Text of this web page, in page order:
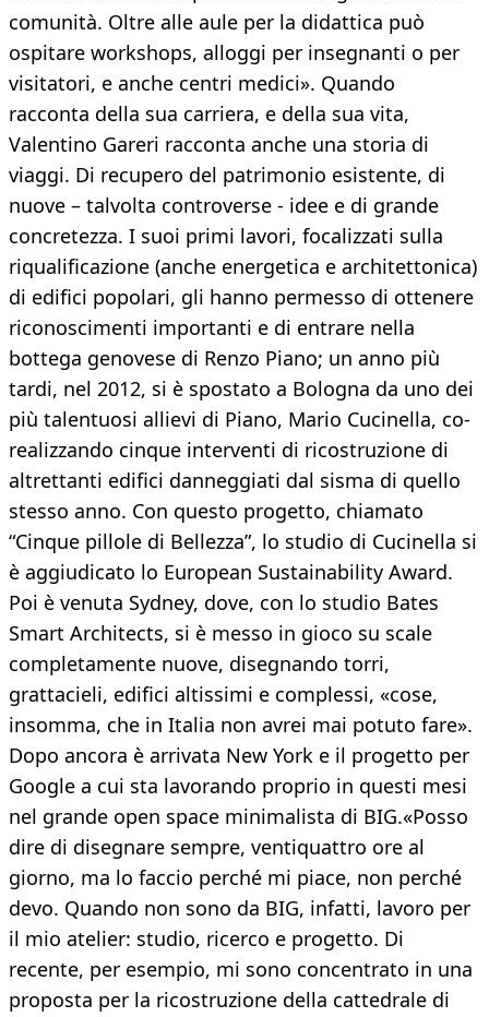
comunità. Oltre alle aule per la didattica può
ospitare workshops, alloggi per insegnanti o per
visitatori, e anche centri medici». Quando
racconta della sua carriera, e della sua vita,
Valentino Gareri racconta anche una storia di
viaggi. Di recupero del patrimonio esistente, di
nuove – talvolta controverse - idee e di grande
concretezza. I suoi primi lavori, focalizzati sulla
riqualificazione (anche energetica e architettonica)
di edifici popolari, gli hanno permesso di ottenere
riconoscimenti importanti e di entrare nella
bottega genovese di Renzo Piano; un anno più
tardi, nel 2012, si è spostato a Bologna da uno dei
più talentuosi allievi di Piano, Mario Cucinella, co-
realizzando cinque interventi di ricostruzione di
altrettanti edifici danneggiati dal sisma di quello
stesso anno. Con questo progetto, chiamato
“Cinque pillole di Bellezza”, lo studio di Cucinella si
è aggiudicato lo European Sustainability Award.
Poi è venuta Sydney, dove, con lo studio Bates
Smart Architects, si è messo in gioco su scale
completamente nuove, disegnando torri,
grattacieli, edifici altissimi e complessi, «cose,
insomma, che in Italia non avrei mai potuto fare».
Dopo ancora è arrivata New York e il progetto per
Google a cui sta lavorando proprio in questi mesi
nel grande open space minimalista di BIG.«Posso
dire di disegnare sempre, ventiquattro ore al
giorno, ma lo faccio perché mi piace, non perché
devo. Quando non sono da BIG, infatti, lavoro per
il mio atelier: studio, ricerco e progetto. Di
recente, per esempio, mi sono concentrato in una
proposta per la ricostruzione della cattedrale di